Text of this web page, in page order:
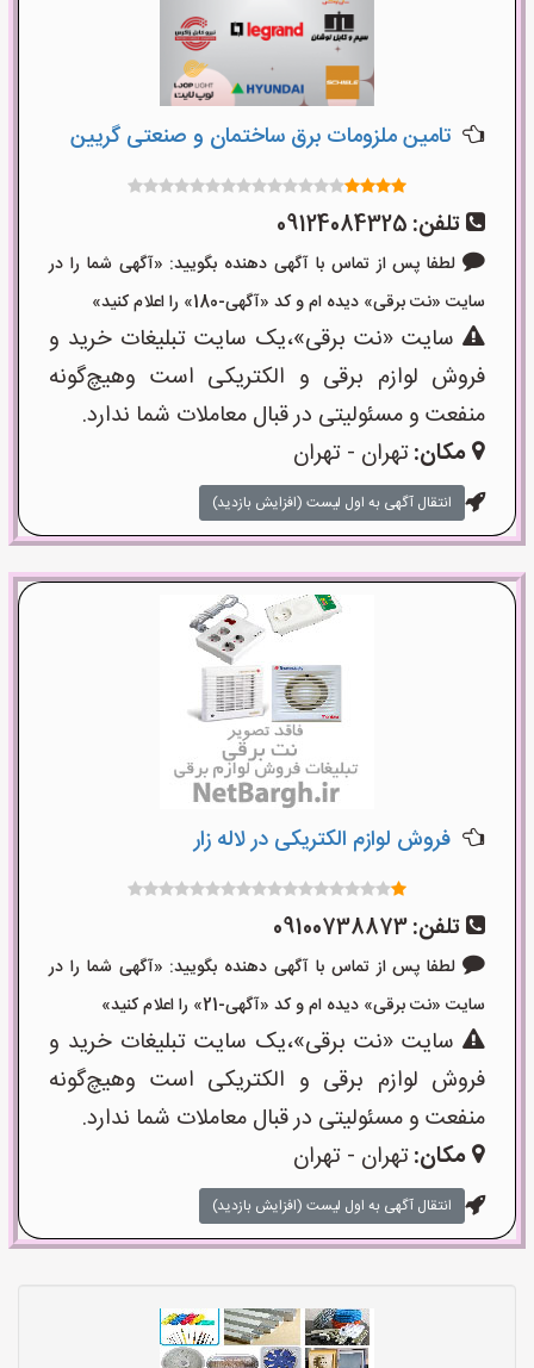
تامین ملزومات برق ساختمان و صنعتی گریین
تلفن: 09124084325
لطفا پس از تماس با آگهی دهنده بگویید: «آگهی شما را در
سایت «نت برقی» دیده ام و کد «آگهی-180» را اعلام کنید»
سایت «نت برقی»،یک سایت تبلیغات خرید و
فروش لوازم برقی و الکتریکی است وهیچ‌گونه
منفعت و مسئولیتی در قبال معاملات شما ندارد.
مکان:تهران - تهران
انتقال آگهی به اول لیست (افزایش بازدید)
فروش لوازم الکتریکی در لاله زار
تلفن:09100738873
لطفا پس از تماس با آگهی دهنده بگویید: «آگهی شما را در
سایت «نت برقی» دیده ام و کد «آگهی-21» را اعلام کنید»
سایت «نت برقی»،یک سایت تبلیغات خرید و
فروش لوازم برقی و الکتریکی است وهیچ‌گونه
منفعت و مسئولیتی در قبال معاملات شما ندارد.
مکان:تهران - تهران
انتقال آگهی به اول لیست (افزایش بازدید)